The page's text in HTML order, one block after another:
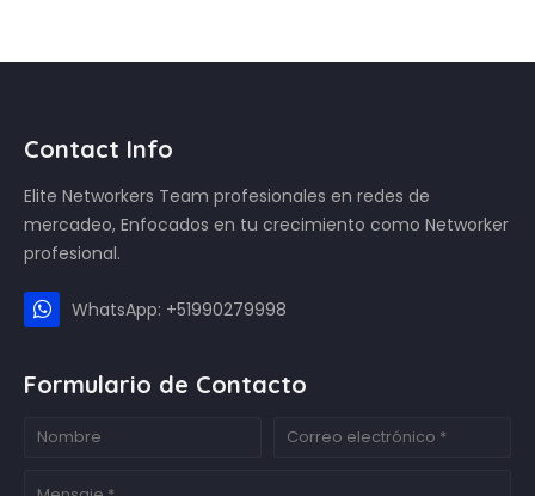
Contact Info
Elite Networkers Team profesionales en redes de
mercadeo, Enfocados en tu crecimiento como Networker
profesional.
WhatsApp: +51990279998
Formulario de Contacto